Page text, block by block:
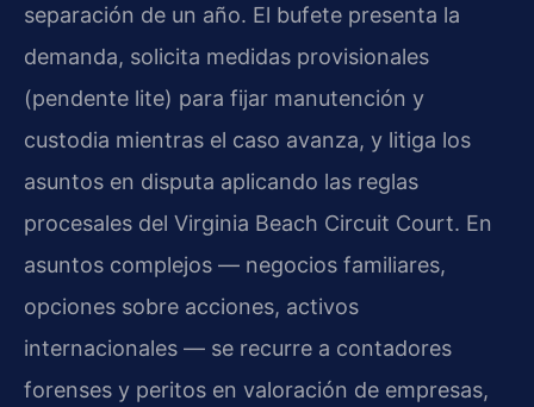
separación de un año. El bufete presenta la
demanda, solicita medidas provisionales
(pendente lite) para fijar manutención y
custodia mientras el caso avanza, y litiga los
asuntos en disputa aplicando las reglas
procesales del Virginia Beach Circuit Court. En
asuntos complejos — negocios familiares,
opciones sobre acciones, activos
internacionales — se recurre a contadores
forenses y peritos en valoración de empresas,